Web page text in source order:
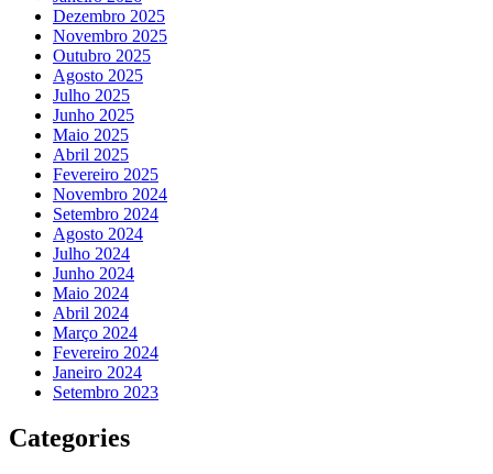
Dezembro 2025
Novembro 2025
Outubro 2025
Agosto 2025
Julho 2025
Junho 2025
Maio 2025
Abril 2025
Fevereiro 2025
Novembro 2024
Setembro 2024
Agosto 2024
Julho 2024
Junho 2024
Maio 2024
Abril 2024
Março 2024
Fevereiro 2024
Janeiro 2024
Setembro 2023
Categories